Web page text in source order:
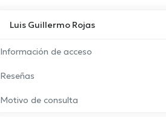
Luis Guillermo Rojas
Información de acceso
Reseñas
Motivo de consulta